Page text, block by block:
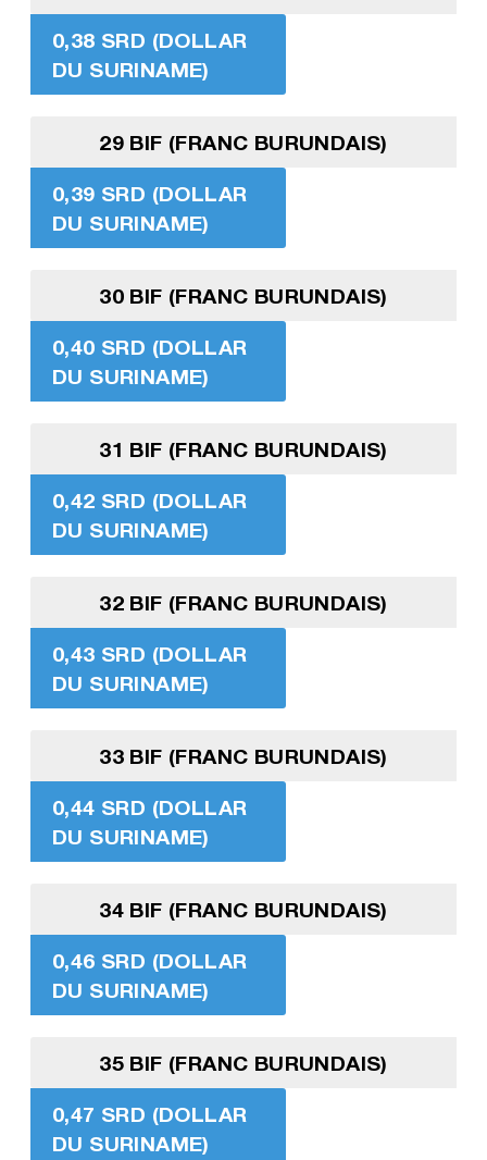
0,38 SRD (DOLLAR
DU SURINAME)
29 BIF (FRANC BURUNDAIS)
0,39 SRD (DOLLAR
DU SURINAME)
30 BIF (FRANC BURUNDAIS)
0,40 SRD (DOLLAR
DU SURINAME)
31 BIF (FRANC BURUNDAIS)
0,42 SRD (DOLLAR
DU SURINAME)
32 BIF (FRANC BURUNDAIS)
0,43 SRD (DOLLAR
DU SURINAME)
33 BIF (FRANC BURUNDAIS)
0,44 SRD (DOLLAR
DU SURINAME)
34 BIF (FRANC BURUNDAIS)
0,46 SRD (DOLLAR
DU SURINAME)
35 BIF (FRANC BURUNDAIS)
0,47 SRD (DOLLAR
DU SURINAME)